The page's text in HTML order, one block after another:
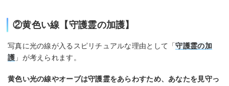
②黄色い線【守護霊の加護】
写真に光の線が入るスピリチュアルな理由として「守護霊の加
護 」が考えられます。
黄色い光の線やオーブは守護霊をあらわすため、あなたを見守っ